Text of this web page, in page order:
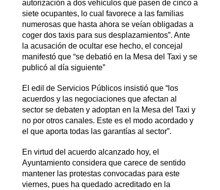
autorización a dos vehículos que pasen de cinco a
siete ocupantes, lo cual favorece a las familias
numerosas que hasta ahora se veían obligadas a
coger dos taxis para sus desplazamientos”. Ante
la acusación de ocultar ese hecho, el concejal
manifestó que “se debatió en la Mesa del Taxi y se
publicó al día siguiente”
El edil de Servicios Públicos insistió que “los
acuerdos y las negociaciones que afectan al
sector se debaten y adoptan en la Mesa del Taxi y
no por otros canales. Este es el modo acordado y
el que aporta todas las garantías al sector”.
En virtud del acuerdo alcanzado hoy, el
Ayuntamiento considera que carece de sentido
mantener las protestas convocadas para este
viernes, pues ha quedado acreditado en la